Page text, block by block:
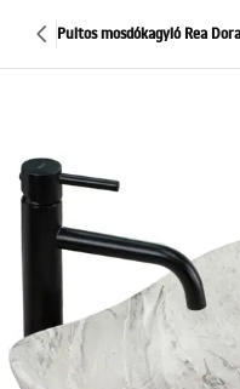
Pultos mosdókagyló Rea